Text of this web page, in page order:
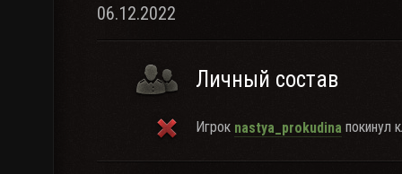
06.12.2022
Личный состав
Игрок nastya_prokudina покинул